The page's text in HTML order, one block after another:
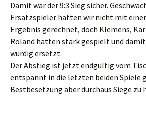
Damit war der 9:3 Sieg sicher.
Ersatzspieler hatten wir nicht mit
Ergebnis gerechnet, doch Klemens,
Roland hatten stark gespielt und
würdig ersetzt.
Der Abstieg ist jetzt endgültig vom
entspannt in die letzten beiden Spiele
Bestbesetzung aber durchaus Siege zu